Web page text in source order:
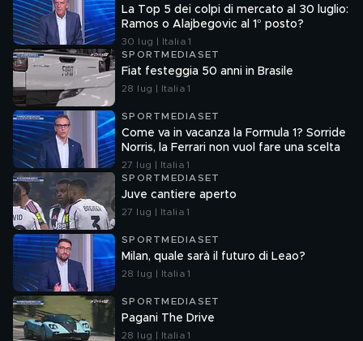
La Top 5 dei colpi di mercato al 30 luglio:
Ramos o Alajbegovic al 1° posto?
30 lug | Italia 1
SPORTMEDIASET
Fiat festeggia 50 anni in Brasile
28 lug | Italia 1
SPORTMEDIASET
Come va in vacanza la Formula 1? Sorride
Norris, la Ferrari non vuol fare una scelta
27 lug | Italia 1
SPORTMEDIASET
Juve cantiere aperto
27 lug | Italia 1
SPORTMEDIASET
Milan, quale sarà il futuro di Leao?
28 lug | Italia 1
SPORTMEDIASET
Pagani The Drive
28 lug | Italia 1